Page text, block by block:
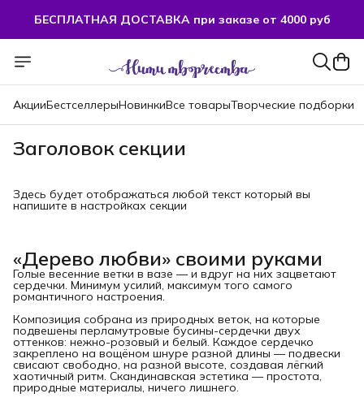
БЕСПЛАТНАЯ ДОСТАВКА при заказе от 4000 руб
АкцииБестселлерыНовинкиВсе товарыТворческие подборки
Заголовок секции
Здесь будет отображаться любой текст который вы
напишите в настройках секции
«Дерево любви» своими руками
Голые весенние ветки в вазе — и вдруг на них зацветают
сердечки. Минимум усилий, максимум того самого
романтичного настроения.
Композиция собрана из природных веток, на которые
подвешены перламутровые бусины-сердечки двух
оттенков: нежно-розовый и белый. Каждое сердечко
закреплено на вощёном шнуре разной длины — подвески
свисают свободно, на разной высоте, создавая лёгкий
хаотичный ритм. Скандинавская эстетика — простота,
природные материалы, ничего лишнего.